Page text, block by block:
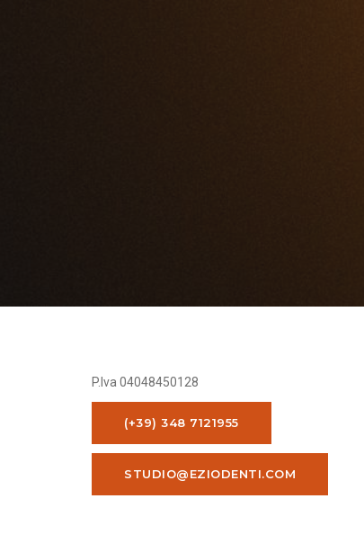
P.Iva 04048450128
(+39) 348 7121955
STUDIO@EZIODENTI.COM